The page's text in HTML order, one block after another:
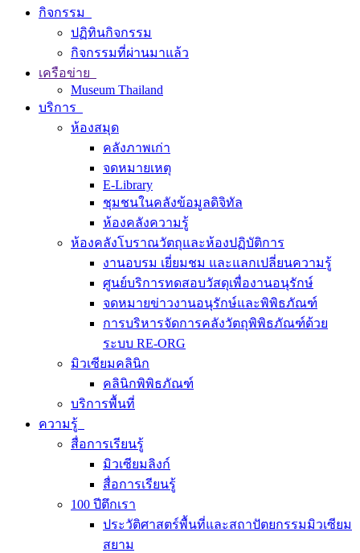
กิจกรรม
ปฏิทินกิจกรรม
กิจกรรมที่ผ่านมาแล้ว
เครือข่าย
Museum Thailand
บริการ
ห้องสมุด
คลังภาพเก่า
จดหมายเหตุ
E-Library
ชุมชนในคลังข้อมูลดิจิทัล
ห้องคลังความรู้
ห้องคลังโบราณวัตถุและห้องปฏิบัติการ
งานอบรม เยี่ยมชม และแลกเปลี่ยนความรู้
ศูนย์บริการทดสอบวัสดุเพื่องานอนุรักษ์
จดหมายข่าวงานอนุรักษ์และพิพิธภัณฑ์
การบริหารจัดการคลังวัตถุพิพิธภัณฑ์ด้วย
ระบบ RE-ORG
มิวเซียมคลินิก
คลินิกพิพิธภัณฑ์
บริการพื้นที่
ความรู้
สื่อการเรียนรู้
มิวเซียมลิงก์
สื่อการเรียนรู้
100 ปีตึกเรา
ประวัติศาสตร์พื้นที่และสถาปัตยกรรมมิวเซียม
สยาม